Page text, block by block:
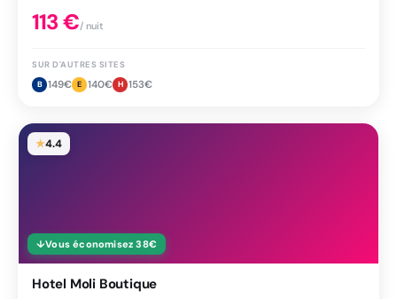
113€/ nuit
SUR D'AUTRES SITES
B 149€ E 140€ H 153€
★4.4
↓Vous économisez 38€
Hotel Moli Boutique